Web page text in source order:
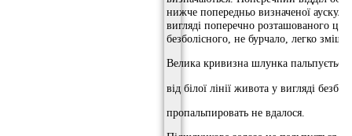
нижче попередньо визначеної
вигляді поперечно розташованого
безболісного, не бурчало, легко
Велика кривизна шлунка
від білої лінії живота у вигляді
пропальпировать не вдалося.